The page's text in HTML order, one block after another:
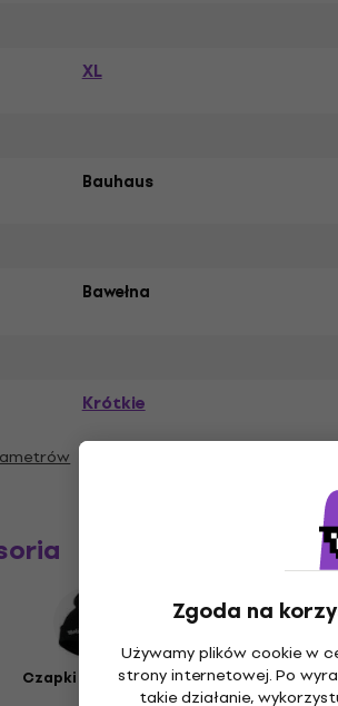
Zgoda na
Używamy plików cookie w
strony internetowej. Po
takie działanie,
XL
Bauhaus
Bawełna
Krótkie
Czapki muzyczne Płyty winylowe